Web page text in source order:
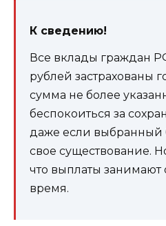
К сведению!
Все вклады граждан
рублей застрахованы
сумма не более
беспокоиться за
даже если выбранный
свое существование.
что выплаты
время.